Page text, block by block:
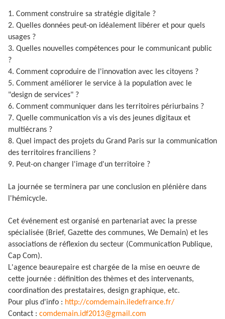
1. Comment construire sa stratégie digitale ?
2. Quelles données peut-on idéalement libérer et pour quels
usages ?
3. Quelles nouvelles compétences pour le communicant public
?
4. Comment coproduire de l'innovation avec les citoyens ?
5. Comment améliorer le service à la population avec le
"design de services" ?
6. Comment communiquer dans les territoires périurbains ?
7. Quelle communication vis a vis des jeunes digitaux et
multiécrans ?
8. Quel impact des projets du Grand Paris sur la communication
des territoires franciliens ?
9. Peut-on changer l'image d'un territoire ?
La journée se terminera par une conclusion en plénière dans
l'hémicycle.
Cet événement est organisé en partenariat avec la presse
spécialisée (Brief, Gazette des communes, We Demain) et les
associations de réflexion du secteur (Communication Publique,
Cap Com).
L'agence beaurepaire est chargée de la mise en oeuvre de
cette journée : définition des thèmes et des intervenants,
coordination des prestataires, design graphique, etc.
Pour plus d'info : http://comdemain.iledefrance.fr/
Contact : comdemain.idf2013@gmail.com